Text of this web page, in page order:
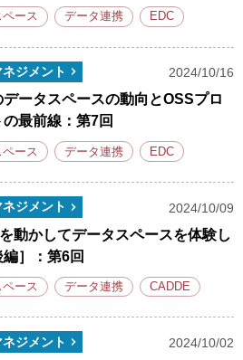
ース データ連携 EDC
ジメント 2024/10/16
データスペースの動向とOSSプロ
最前線：第7回
ース データ連携 EDC
ジメント 2024/10/09
動かしてデータスペースを体験し
編］：第6回
ース データ連携 CADDE
ジメント 2024/10/02